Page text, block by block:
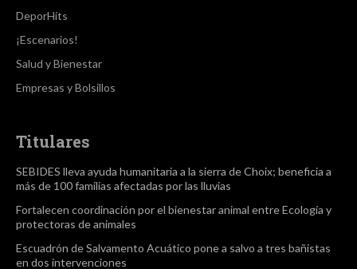
DeporHits
¡Escenarios!
Salud y Bienestar
Empresas y Bolsillos
Titulares
SEBIDES lleva ayuda humanitaria a la sierra de Choix; beneficia a
más de 100 familias afectadas por las lluvias
Fortalecen coordinación por el bienestar animal entre Ecología y
protectoras de animales
Escuadrón de Salvamento Acuático pone a salvo a tres bañistas
en dos intervenciones